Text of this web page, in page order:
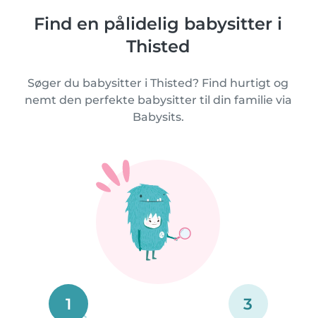
Find en pålidelig babysitter i
Thisted
Søger du babysitter i Thisted? Find hurtigt og
nemt den perfekte babysitter til din familie via
Babysits.
1 3